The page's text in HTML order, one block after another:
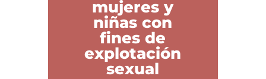
mujeres y
niñas con
fines de
explotación
sexual